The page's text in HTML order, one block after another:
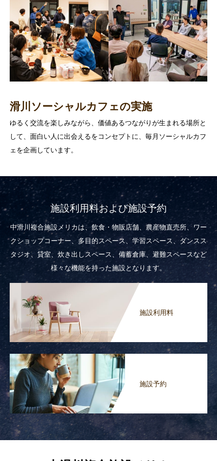
滑川ソーシャルカフェの実施
ゆるく交流を楽しみながら、価値あるつながりが生まれる場所と
して、面白い人に出会えるをコンセプトに、毎月ソーシャルカフ
ェを企画しています。
施設利用料および施設予約
中滑川複合施設メリカは、飲食・物販店舗、農産物直売所、ワー
クショップコーナー、多目的スペース、学習スペース、ダンスス
タジオ、貸室、炊き出しスペース、備蓄倉庫、避難スペースなど
様々な機能を持った施設となります。
施設利用料
施設予約